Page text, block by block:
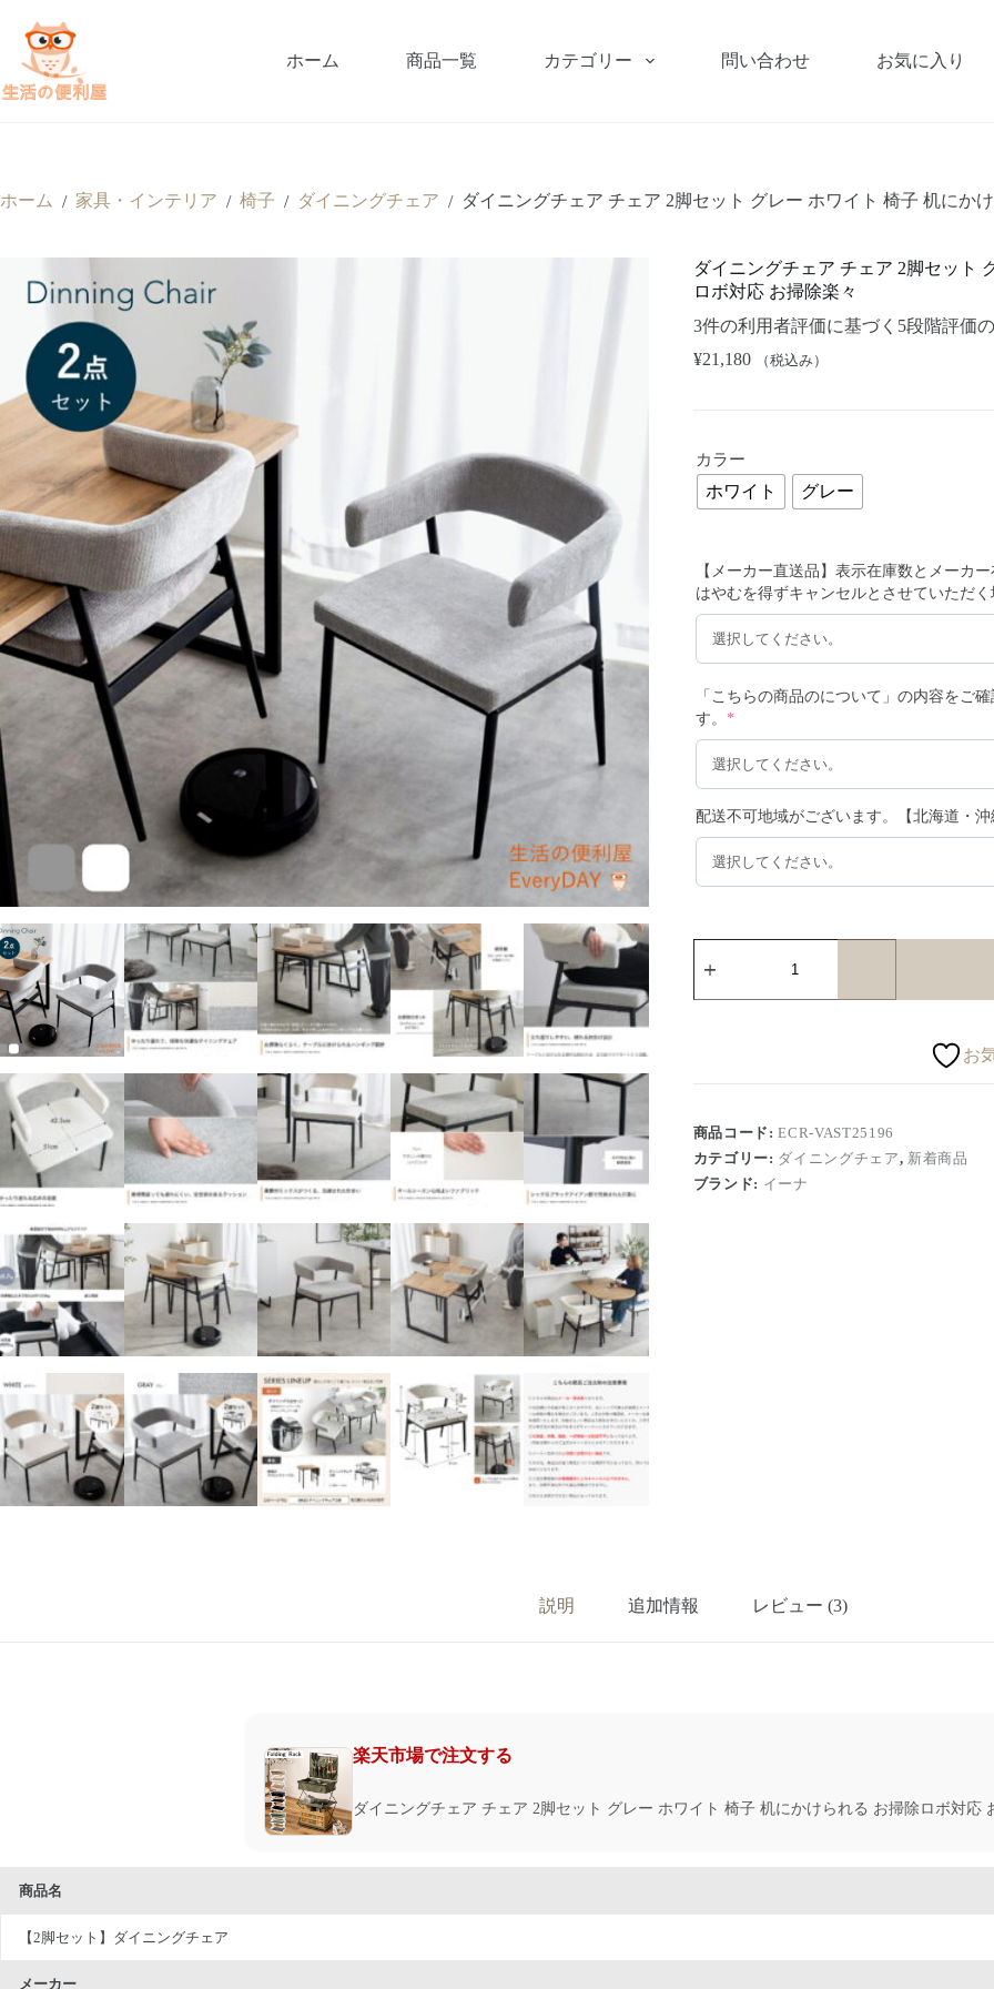
ホーム 商品一覧 カテゴリー 問い合わせ お気に入り
ホーム / 家具・インテリア / 椅子 / ダイニングチェア / ダイニングチェア チェア 2脚セット グレー ホワイト 椅子 机にか
ダイニングチェア チェア 2脚セット
ロボ対応 お掃除楽々
3件の利用者評価に基づく5段階評価の
¥21,180 （税込み）
カラー
ホワイト グレー
【メーカー直送品】表示在庫数とメーカ
はやむを得ずキャンセルとさせていただ
「こちらの商品のについて」の内容をご
す。 *
配送不可地域がございます。【北海道・沖
お
商品コード:ECR-VAST25196
カテゴリー: ダイニングチェア, 新着商品
ブランド: イーナ
説明 追加情報 レビュー (3)
楽天市場で注文する
ダイニングチェア チェア 2脚セット グレー ホワイト 椅子 机にかけられる お掃除ロボ対応
商品名
【2脚セット】ダイニングチェア
メーカー